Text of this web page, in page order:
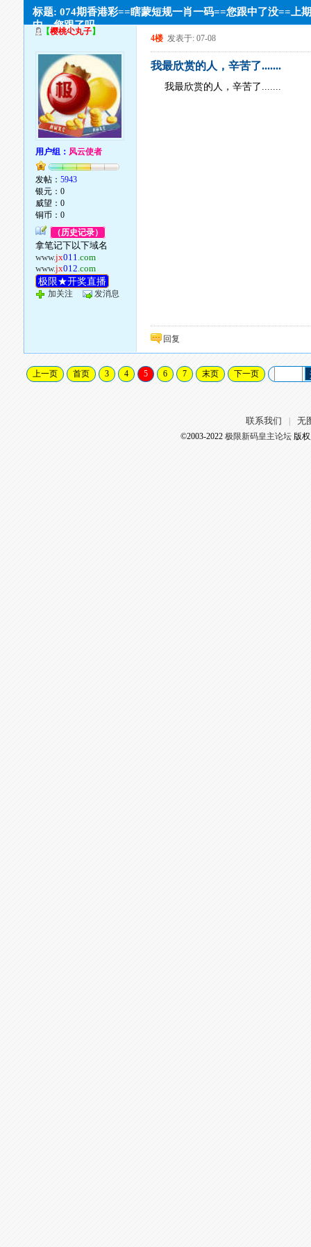
标题: 074期香港彩==瞎蒙短规一肖一码==您跟中了没==上
中，您跟了吗
【樱桃尐丸子】
用户组： 风云使者
发帖：5943
银元：0
威望：0
铜币：0
（历史记录）
拿笔记下以下域名
www.jx011.com
www.jx012.com
极限★开奖直播
加关注 发消息
4楼 发表于: 07-08
我最欣赏的人，辛苦了.......
我最欣赏的人，辛苦了.......
回复
上一页 首页 3 4 5 6 7 末页 下一页
联系我们 无
©2003-2022 极限新码皇主论坛版权